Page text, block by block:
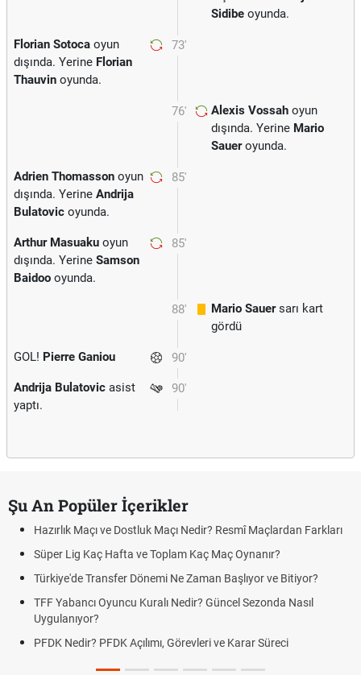
Sidibe oyunda.
73'
Florian Sotoca oyun
dışında. Yerine Florian
Thauvin oyunda.
76' Alexis Vossah oyun
dışında. Yerine Mario
Saueroyunda.
85'
Adrien Thomasson oyun
dışında. Yerine Andrija
Bulatovic oyunda.
85'
Arthur Masuaku oyun
dışında. Yerine Samson
Baidoo oyunda.
88' Mario Sauersarı kart
gördü
90'
GOL! Pierre Ganiou
90'
Andrija Bulatovic asist
yaptı.
Şu An Popüler İçerikler
Hazırlık Maçı ve Dostluk Maçı Nedir? Resmî Maçlardan Farkları
Süper Lig Kaç Hafta ve Toplam Kaç Maç Oynanır?
Türkiye'de Transfer Dönemi Ne Zaman Başlıyor ve Bitiyor?
TFF Yabancı Oyuncu Kuralı Nedir? Güncel Sezonda Nasıl
Uygulanıyor?
PFDK Nedir? PFDK Açılımı, Görevleri ve Karar Süreci